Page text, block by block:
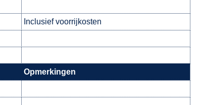
Inclusief voorrijkosten
Opmerkingen